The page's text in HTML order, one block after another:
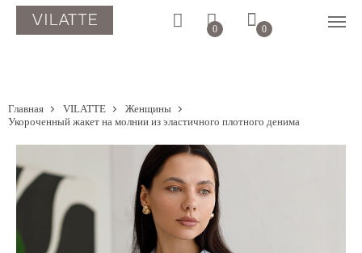
0 0
Главная VILATTE
Женщины
Укороченный жакет на молнии из эластичного плотного денима